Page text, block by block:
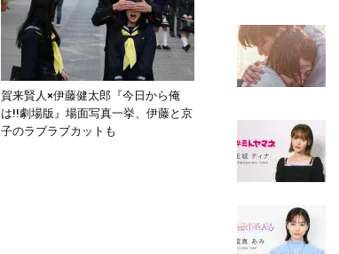
賀来賢人×伊藤健太郎『今日から俺
は!!劇場版』場面写真一挙、伊藤と京
子のラブラブカットも